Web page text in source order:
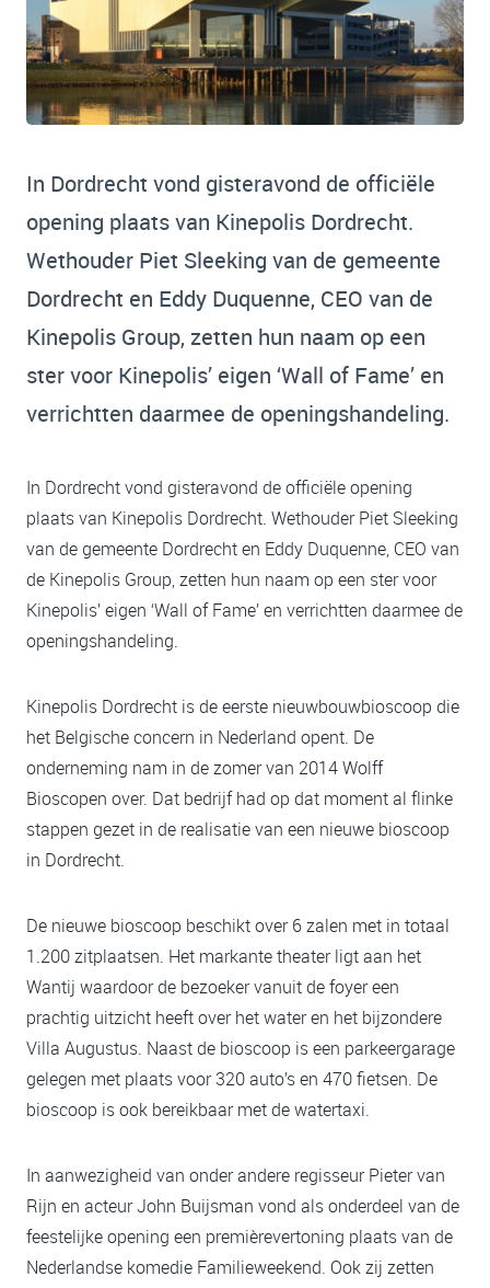
In Dordrecht vond gisteravond de officiële
opening plaats van Kinepolis Dordrecht.
Wethouder Piet Sleeking van de gemeente
Dordrecht en Eddy Duquenne, CEO van de
Kinepolis Group, zetten hun naam op een
ster voor Kinepolis’ eigen ‘Wall of Fame’ en
verrichtten daarmee de openingshandeling.
In Dordrecht vond gisteravond de officiële opening
plaats van Kinepolis Dordrecht. Wethouder Piet Sleeking
van de gemeente Dordrecht en Eddy Duquenne, CEO van
de Kinepolis Group, zetten hun naam op een ster voor
Kinepolis’ eigen ‘Wall of Fame’ en verrichtten daarmee de
openingshandeling.
Kinepolis Dordrecht is de eerste nieuwbouwbioscoop die
het Belgische concern in Nederland opent. De
onderneming nam in de zomer van 2014 Wolff
Bioscopen over. Dat bedrijf had op dat moment al flinke
stappen gezet in de realisatie van een nieuwe bioscoop
in Dordrecht.
De nieuwe bioscoop beschikt over 6 zalen met in totaal
1.200 zitplaatsen. Het markante theater ligt aan het
Wantij waardoor de bezoeker vanuit de foyer een
prachtig uitzicht heeft over het water en het bijzondere
Villa Augustus. Naast de bioscoop is een parkeergarage
gelegen met plaats voor 320 auto’s en 470 fietsen. De
bioscoop is ook bereikbaar met de watertaxi.
In aanwezigheid van onder andere regisseur Pieter van
Rijn en acteur John Buijsman vond als onderdeel van de
feestelijke opening een premièrevertoning plaats van de
Nederlandse komedie Familieweekend. Ook zij zetten